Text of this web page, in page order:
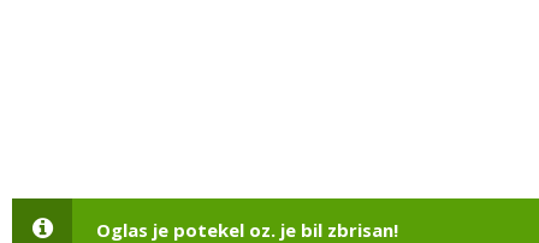
Oglas je potekel oz. je bil zbrisan!